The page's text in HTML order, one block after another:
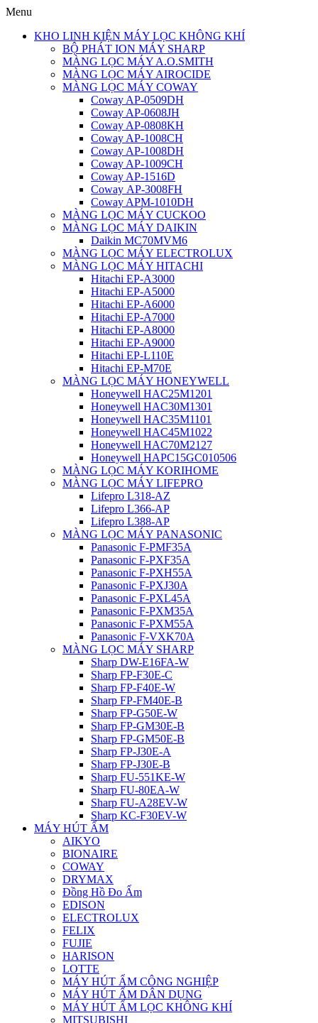
Menu
KHO LINH KIỆN MÁY LỌC KHÔNG KHÍ
BỘ PHÁT ION MÁY SHARP
MÀNG LỌC MÁY A.O.SMITH
MÀNG LỌC MÁY AIROCIDE
MÀNG LỌC MÁY COWAY
Coway AP-0509DH
Coway AP-0608JH
Coway AP-0808KH
Coway AP-1008CH
Coway AP-1008DH
Coway AP-1009CH
Coway AP-1516D
Coway AP-3008FH
Coway APM-1010DH
MÀNG LỌC MÁY CUCKOO
MÀNG LỌC MÁY DAIKIN
Daikin MC70MVM6
MÀNG LỌC MÁY ELECTROLUX
MÀNG LỌC MÁY HITACHI
Hitachi EP-A3000
Hitachi EP-A5000
Hitachi EP-A6000
Hitachi EP-A7000
Hitachi EP-A8000
Hitachi EP-A9000
Hitachi EP-L110E
Hitachi EP-M70E
MÀNG LỌC MÁY HONEYWELL
Honeywell HAC25M1201
Honeywell HAC30M1301
Honeywell HAC35M1101
Honeywell HAC45M1022
Honeywell HAC70M2127
Honeywell HAPC15GC010506
MÀNG LỌC MÁY KORIHOME
MÀNG LỌC MÁY LIFEPRO
Lifepro L318-AZ
Lifepro L366-AP
Lifepro L388-AP
MÀNG LỌC MÁY PANASONIC
Panasonic F-PMF35A
Panasonic F-PXF35A
Panasonic F-PXH55A
Panasonic F-PXJ30A
Panasonic F-PXL45A
Panasonic F-PXM35A
Panasonic F-PXM55A
Panasonic F-VXK70A
MÀNG LỌC MÁY SHARP
Sharp DW-E16FA-W
Sharp FP-F30E-C
Sharp FP-F40E-W
Sharp FP-FM40E-B
Sharp FP-G50E-W
Sharp FP-GM30E-B
Sharp FP-GM50E-B
Sharp FP-J30E-A
Sharp FP-J30E-B
Sharp FU-551KE-W
Sharp FU-80EA-W
Sharp FU-A28EV-W
Sharp KC-F30EV-W
MÁY HÚT ẨM
AIKYO
BIONAIRE
COWAY
DRYMAX
Đồng Hồ Đo Ẩm
EDISON
ELECTROLUX
FELIX
FUJIE
HARISON
LOTTE
MÁY HÚT ẨM CÔNG NGHIỆP
MÁY HÚT ẨM DÂN DỤNG
MÁY HÚT ẨM LỌC KHÔNG KHÍ
MITSUBISHI